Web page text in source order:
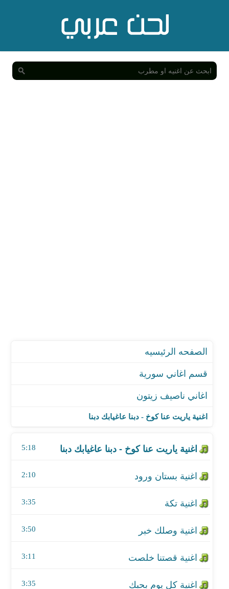
اغنية ياريت عنا كوخ - دبنا عاغيابك دبنا
اغنية ياريت عنا كوخ - دبنا عاغيابك دبنا
5:18
اغنية بستان ورود
2:10
اغنية تكة
3:35
3:50
3:11
3:35
اغنية احلى زهره
اغنية مش خايف منك